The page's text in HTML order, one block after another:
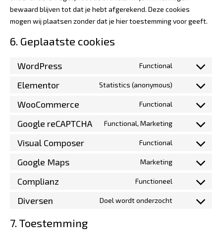
bewaard blijven tot dat je hebt afgerekend. Deze cookies
mogen wij plaatsen zonder dat je hier toestemming voor geeft.
6. Geplaatste cookies
WordPress Functional
Elementor Statistics (anonymous)
WooCommerce Functional
Google reCAPTCHA Functional, Marketing
Visual Composer Functional
Google Maps Marketing
Complianz Functioneel
Diversen Doel wordt onderzocht
7. Toestemming